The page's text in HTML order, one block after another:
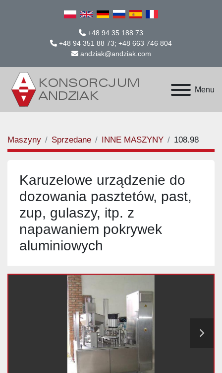
+48 94 35 188 73
+48 94 351 88 73; +48 663 746 804
andziak@andziak.com
Menu
Maszyny Sprzedane INNE MASZYNY 108.98
Karuzelowe urządzenie do
dozowania pasztetów, past,
zup, gulaszy, itp. z
napawaniem pokrywek
aluminiowych